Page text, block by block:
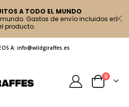
A TODO EL MUNDO
Gastos de envío incluidos en
producto.
A: info@wildgiraffes.es
Cart
0artículos